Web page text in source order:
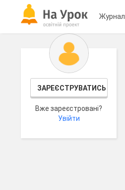
Журнал
ЗАРЕЄСТРУВАТИСЬ
Вже зареєстровані?
Увійти